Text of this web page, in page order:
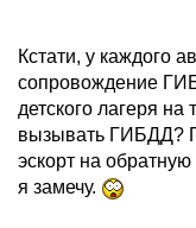
Кстати, у каждого
сопровождение
детского лагеря
вызывать ГИБДД?
эскорт на
я замечу.